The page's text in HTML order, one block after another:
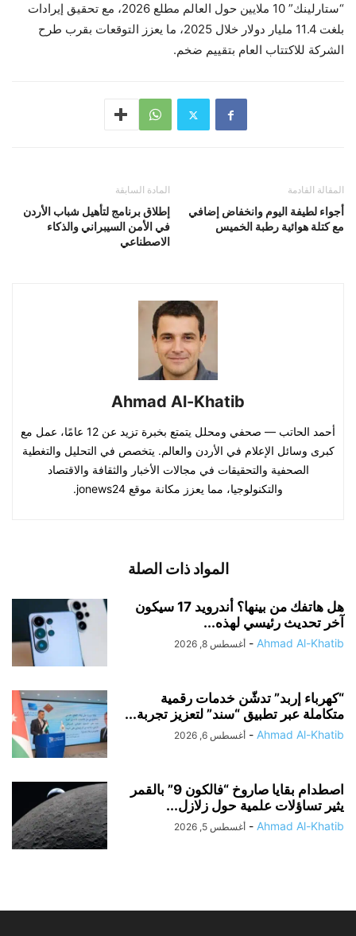
“ستارلينك” 10 ملايين حول العالم مطلع 2026، مع تحقيق إيرادات
بلغت 11.4 مليار دولار خلال 2025، ما يعزز التوقعات بقرب طرح
الشركة للاكتتاب العام بتقييم ضخم.
المادة السابقة
إطلاق برنامج لتأهيل شباب الأردن
في الأمن السيبراني والذكاء
الاصطناعي
المقالة القادمة
أجواء لطيفة اليوم وانخفاض إضافي
مع كتلة هوائية رطبة الخميس
Ahmad Al-Khatib
أحمد الحاتب — صحفي ومحلل يتمتع بخبرة تزيد عن 12 عامًا، عمل مع
كبرى وسائل الإعلام في الأردن والعالم. يتخصص في التحليل والتغطية
الصحفية والتحقيقات في مجالات الأخبار والثقافة والاقتصاد
والتكنولوجيا، مما يعزز مكانة موقع jonews24.
المواد ذات الصلة
هل هاتفك من بينها؟ أندرويد 17 سيكون
آخر تحديث رئيسي لهذه...
Ahmad Al-Khatib
- أغسطس 8, 2026
“كهرباء إربد” تدشّن خدمات رقمية
متكاملة عبر تطبيق “سند” لتعزيز تجربة...
Ahmad Al-Khatib
- أغسطس 6, 2026
اصطدام بقايا صاروخ “فالكون 9” بالقمر
يثير تساؤلات علمية حول زلازل...
Ahmad Al-Khatib
- أغسطس 5, 2026